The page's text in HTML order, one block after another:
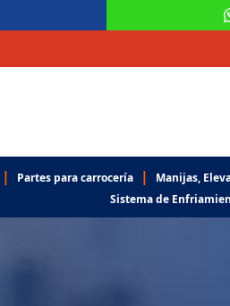
| Partes para carrocería | Manijas,
Sistema de